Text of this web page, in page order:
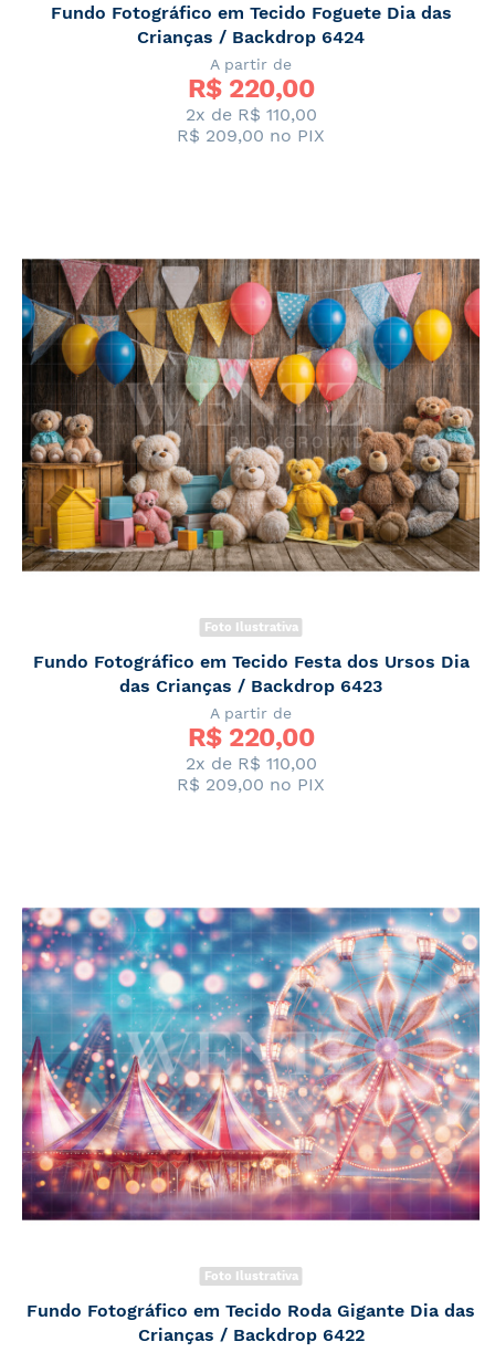
Fundo Fotográfico em Tecido Foguete Dia das
Crianças / Backdrop 6424
A partir de
R$ 220,00
2x de R$ 110,00
R$ 209,00 no PIX
Foto Ilustrativa
Fundo Fotográfico em Tecido Festa dos Ursos Dia
das Crianças / Backdrop 6423
A partir de
R$ 220,00
2x de R$ 110,00
R$ 209,00 no PIX
Foto Ilustrativa
Fundo Fotográfico em Tecido Roda Gigante Dia das
Crianças / Backdrop 6422